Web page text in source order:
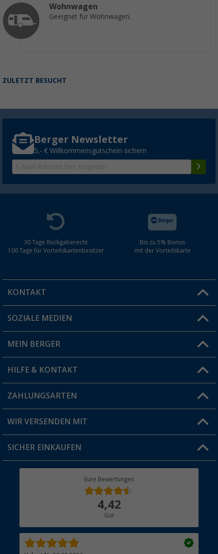
Wohnwagen
Geeignet für Wohnwagen.
ZULETZT BESUCHT
Berger Newsletter
5,- € Willkommensgutschein sichern
30 Tage Rückgaberecht
100 Tage für Vorteilskartenbesitzer
Bis zu 5% Bonus
mit der Vorteilskarte
KONTAKT
Du hast eine Frage?
Filiale finden
SOZIALE MEDIEN
MEIN BERGER
Vorteilskarte
Blog
Jobs & Karriere
HILFE & KONTAKT
FAQ & Kontakt
Versandinformationen
Rücksendung
ZAHLUNGSARTEN
WIR VERSENDEN MIT
SICHER EINKAUFEN
Eure Bewertungen
4,42
Gut